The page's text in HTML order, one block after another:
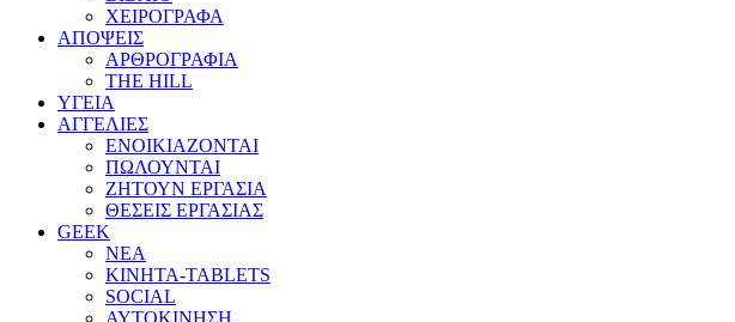
ΧΕΙΡΟΓΡΑΦΑ
ΑΠΟΨΕΙΣ
ΑΡΘΡΟΓΡΑΦΙΑ
THE HILL
ΥΓΕΙΑ
ΑΓΓΕΛΙΕΣ
ΕΝΟΙΚΙΑΖΟΝΤΑΙ
ΠΩΛΟΥΝΤΑΙ
ΖΗΤΟΥΝ ΕΡΓΑΣΙΑ
ΘΕΣΕΙΣ ΕΡΓΑΣΙΑΣ
GEEK
ΝΕΑ
ΚΙΝΗΤΑ-TABLETS
SOCIAL
ΑΥΤΟΚΙΝΗΣΗ